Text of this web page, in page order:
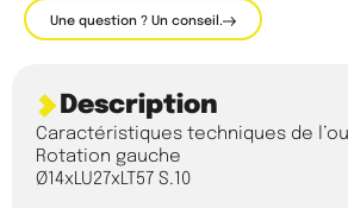
Une question ? Un conseil.
Description
Caractéristiques techniques de
Rotation gauche
Ø14xLU27xLT57 S.10